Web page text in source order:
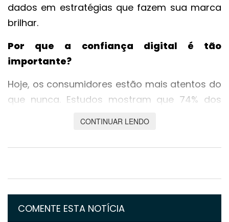
dados em estratégias que fazem sua marca
brilhar.
Por que a confiança digital é tão
importante?
Hoje, os consumidores estão mais atentos do
que nunca. Estudos mostram que 74% dos
E não é só isso: 65% abandonam empresas
questões éticas, como privacidade. Philip
Kotler, guru do marketing, já dizia: “A lealdade
do cliente é conquistada quando a
CONTINUAR LENDO
COMENTE ESTA NOTÍCIA